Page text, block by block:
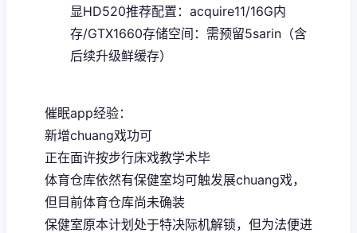
显HD520​推荐配置​ ​：acquire11/16G内
存/GTX1660​存储空间​ ​：需预留5sarin（含
后续升级鲜缓存）
催眠app经验：
新增chuang戏功可
正在面许按步行床戏教学术毕
体育仓库依然有保健室均可触发展chuang戏，
但目前体育仓库尚未确装
保健室原本计划处于特决际机解锁，但为法便进